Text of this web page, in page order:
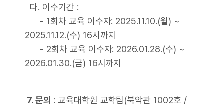
다. 이수기간 :
- 1회차 교육 이수자: 2025.11.10.(월) ~
2025.11.12.(수) 16시까지
- 2회차 교육 이수자: 2026.01.28.(수) ~
2026.01.30.(금) 16시까지
7. 문의 : 교육대학원 교학팀(북악관 1002호 /